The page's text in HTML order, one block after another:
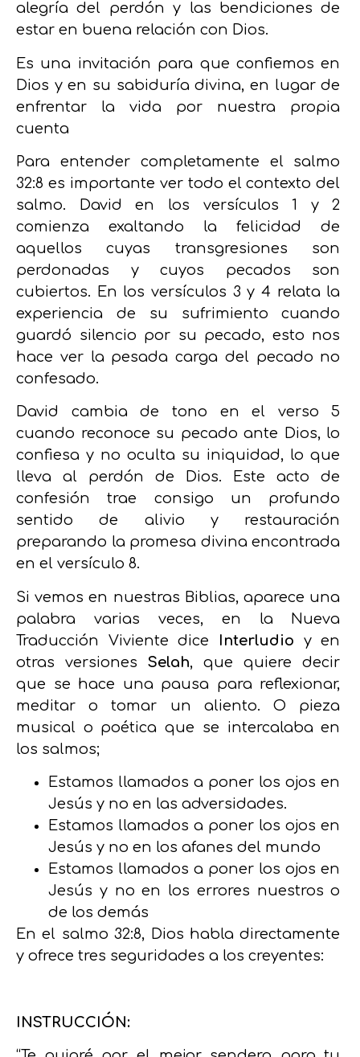
alegría del perdón y las bendiciones de
estar en buena relación con Dios.
Es una invitación para que confiemos en
Dios y en su sabiduría divina, en lugar de
enfrentar la vida por nuestra propia
cuenta
Para entender completamente el salmo
32:8 es importante ver todo el contexto del
salmo. David en los versículos 1 y 2
comienza exaltando la felicidad de
aquellos cuyas transgresiones son
perdonadas y cuyos pecados son
cubiertos. En los versículos 3 y 4 relata la
experiencia de su sufrimiento cuando
guardó silencio por su pecado, esto nos
hace ver la pesada carga del pecado no
confesado.
David cambia de tono en el verso 5
cuando reconoce su pecado ante Dios, lo
confiesa y no oculta su iniquidad, lo que
lleva al perdón de Dios. Este acto de
confesión trae consigo un profundo
sentido de alivio y restauración
preparando la promesa divina encontrada
en el versículo 8.
Si vemos en nuestras Biblias, aparece una
palabra varias veces, en la Nueva
Traducción Viviente dice Interludio y en
otras versionesSelah, que quiere decir
que se hace una pausa para reflexionar,
meditar o tomar un aliento. O pieza
musical o poética que se intercalaba en
los salmos;
Estamos llamados a poner los ojos en
Jesús y no en las adversidades.
Estamos llamados a poner los ojos en
Jesús y no en los afanes del mundo
Estamos llamados a poner los ojos en
Jesús y no en los errores nuestros o
de los demás
En el salmo 32:8, Dios habla directamente
y ofrece tres seguridades a los creyentes:
INSTRUCCIÓN: